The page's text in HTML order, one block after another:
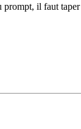
prompt, il faut taper